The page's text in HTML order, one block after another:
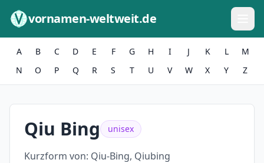
vornamen-weltweit.de
A B C D E F G H I J K L
M
N
O P Q R S T U V W X Y Z
Qiu Bing unisex
Kurzform von: Qiu-Bing, Qiubing